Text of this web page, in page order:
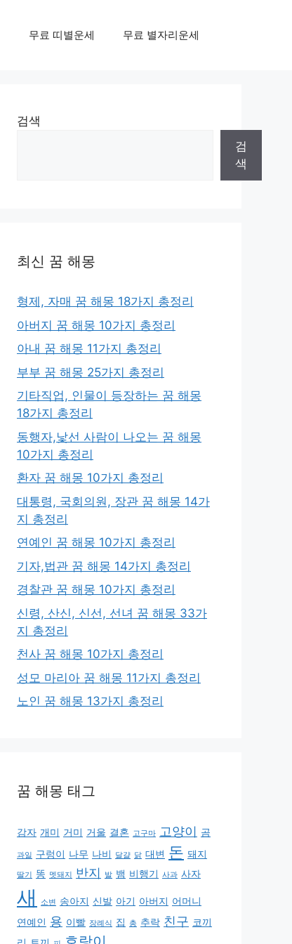
무료 띠별운세 무료 별자리운세
검색
검
색
최신 꿈 해몽
형제, 자매 꿈 해몽 18가지 총정리
아버지 꿈 해몽 10가지 총정리
아내 꿈 해몽 11가지 총정리
부부 꿈 해몽 25가지 총정리
기타직업, 인물이 등장하는 꿈 해몽
18가지 총정리
동행자,낯선 사람이 나오는 꿈 해몽
10가지 총정리
환자 꿈 해몽 10가지 총정리
대통령, 국회의원, 장관 꿈 해몽 14가
지 총정리
연예인 꿈 해몽 10가지 총정리
기자,법관 꿈 해몽 14가지 총정리
경찰관 꿈 해몽 10가지 총정리
신령, 산신, 신선, 선녀 꿈 해몽 33가
지 총정리
천사 꿈 해몽 10가지 총정리
성모 마리아 꿈 해몽 11가지 총정리
노인 꿈 해몽 13가지 총정리
꿈 해몽 태그
감자 개미 거미 거울 결혼 고구마 고양이 곰
과일 구렁이 나무 나비 달걀 닭 대변 돈 돼지
딸기 똥 멧돼지 반지 발 뱀 비행기 사과 사자
새 소변 송아지 신발 아기 아버지 어머니
연예인 용 이빨 장례식 집 총 추락 친구 코끼